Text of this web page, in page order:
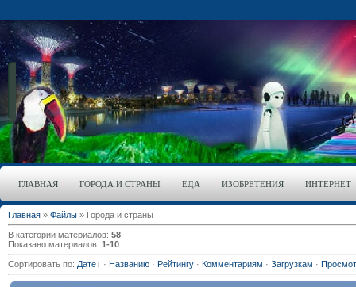
ГЛАВНАЯ ГОРОДА И СТРАНЫ ЕДА ИЗОБРЕТЕНИЯ ИНТЕРНЕТ
Главная » Файлы » Города и страны
В категории материалов: 58
Показано материалов: 1-10
Сортировать по: Дате · Названию · Рейтингу · Комментариям · Загрузкам ·